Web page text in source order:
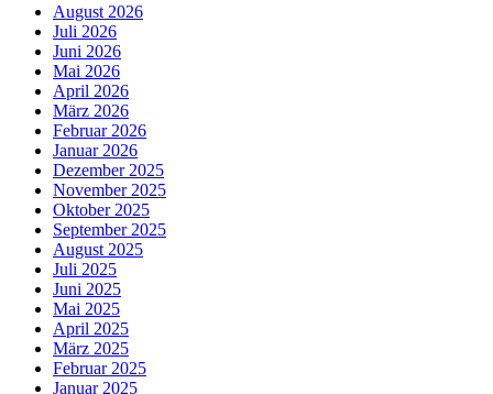
August 2026
Juli 2026
Juni 2026
Mai 2026
April 2026
März 2026
Februar 2026
Januar 2026
Dezember 2025
November 2025
Oktober 2025
September 2025
August 2025
Juli 2025
Juni 2025
Mai 2025
April 2025
März 2025
Februar 2025
Januar 2025